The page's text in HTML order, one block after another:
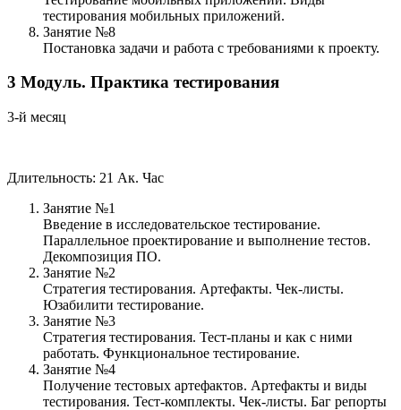
тестирования мобильных приложений.
Занятие №8
Постановка задачи и работа с требованиями к проекту.
3 Модуль. Практика тестирования
3-й месяц
Длительность: 21 Ак. Час
Занятие №1
Введение в исследовательское тестирование.
Параллельное проектирование и выполнение тестов.
Декомпозиция ПО.
Занятие №2
Стратегия тестирования. Артефакты. Чек-листы.
Юзабилити тестирование.
Занятие №3
Стратегия тестирования. Тест-планы и как с ними
работать. Функциональное тестирование.
Занятие №4
Получение тестовых артефактов. Артефакты и виды
тестирования. Тест-комплекты. Чек-листы. Баг репорты